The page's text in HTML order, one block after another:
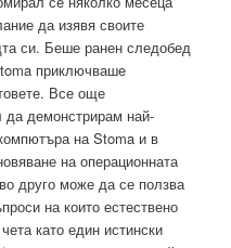
да изявя своите
си. Беше ранен следобед
приключваше
Все още
да демонстрирам най-
на Stoma и в
на операционната
друго може да се ползва
на които естествено
като един истински